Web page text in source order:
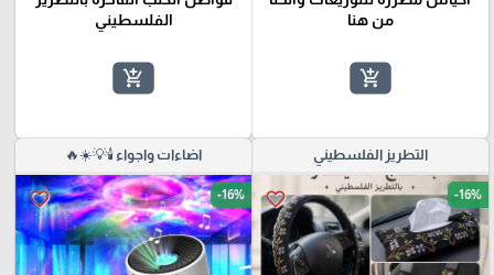
من هنا
add_shopping_cart
الفلسطيني
add_shopping_cart
التطريز الفلسطيني
favorite_border -16%
اضاءات واجواء 🕯️💡☀️🔥
favorite_border -16%